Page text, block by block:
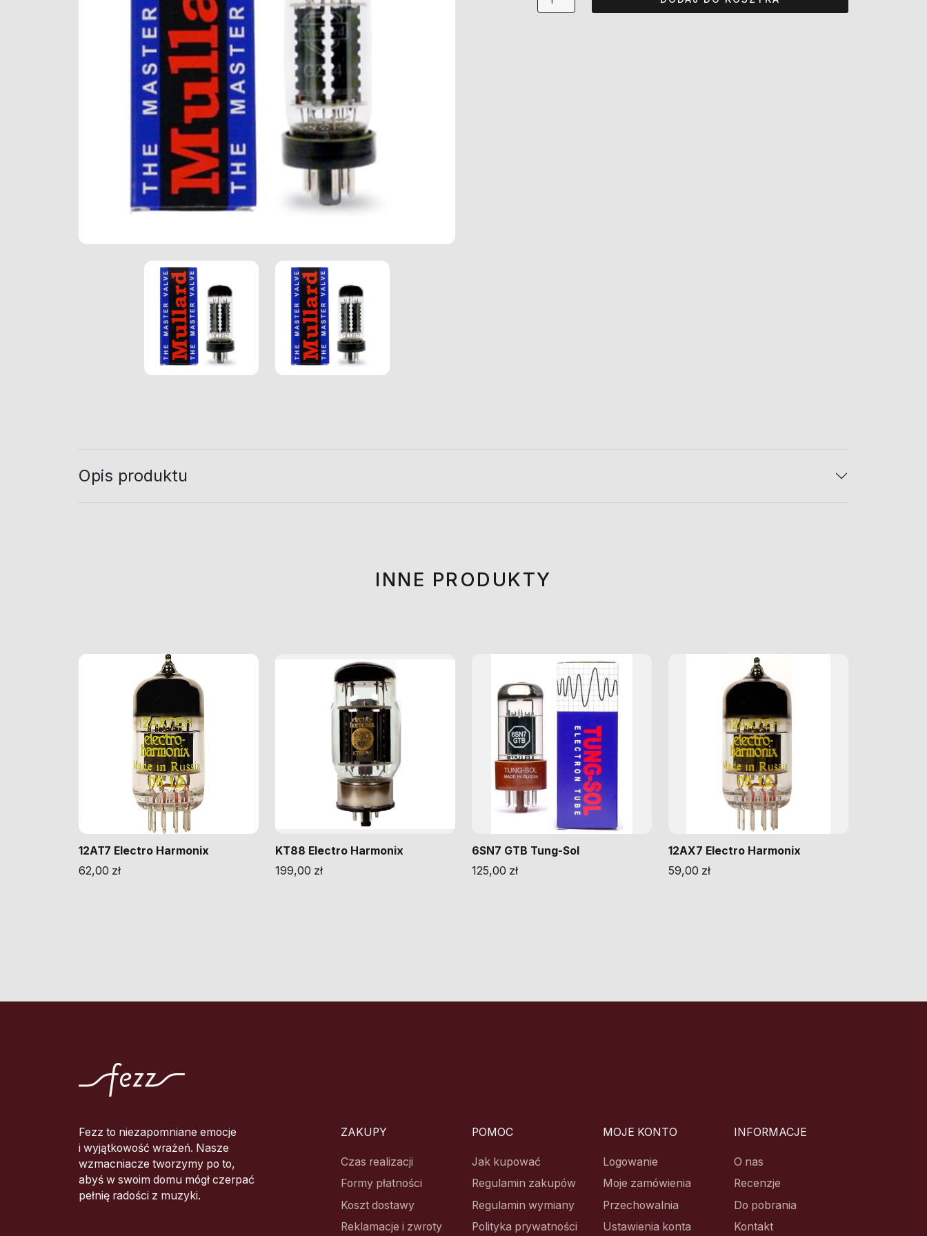
GZ34
Opis produktu
INNE PRODUKTY
12AT7 Electro Harmonix
62,00 zł
KT88 Electro Harmonix
199,00 zł
6SN7 GTB Tung-Sol
125,00 zł
12AX7 Electro Harmonix
59,00 zł
Fezz to niezapomniane emocje
i wyjątkowość wrażeń. Nasze
wzmacniacze tworzymy po to,
abyś w swoim domu mógł czerpać
pełnię radości z muzyki.
ZAKUPY
Czas realizacji
Formy płatności
Koszt dostawy
Reklamacje i zwroty
POMOC
Jak kupować
Regulamin zakupów
Regulamin wymiany
Polityka prywatności
MOJE KONTO
Logowanie
Moje zamówienia
Przechowalnia
Ustawienia konta
INFORMACJE
O nas
Recenzje
Do pobrania
Kontakt